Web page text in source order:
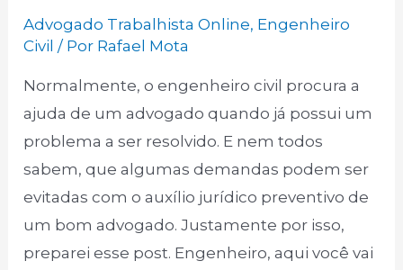
Advogado Trabalhista Online, Engenheiro
Civil / Por Rafael Mota
Normalmente, o engenheiro civil procura a
ajuda de um advogado quando já possui um
problema a ser resolvido. E nem todos
sabem, que algumas demandas podem ser
evitadas com o auxílio jurídico preventivo de
um bom advogado. Justamente por isso,
preparei esse post. Engenheiro, aqui você vai